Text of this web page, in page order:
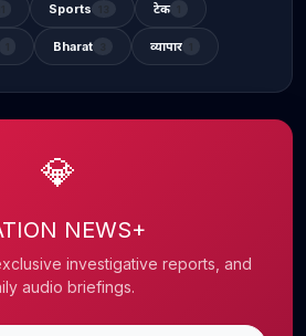
Sports टेक
Bharat व्यापार
💎
NEWS+
investigative reports, and
audio briefings.